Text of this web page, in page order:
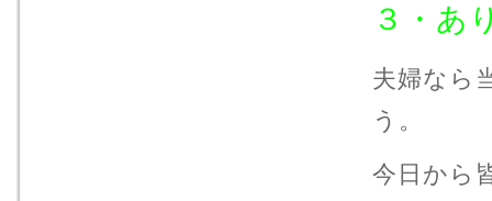
３・あ
夫婦なら
う。
今日から